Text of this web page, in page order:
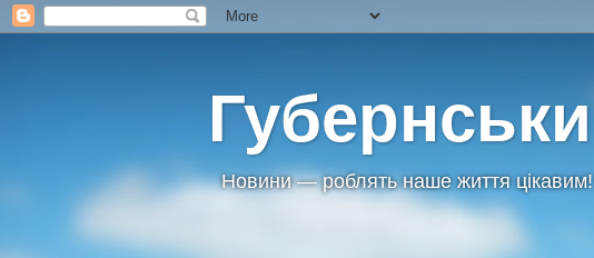
Новини — роблять наше життя цікавим!